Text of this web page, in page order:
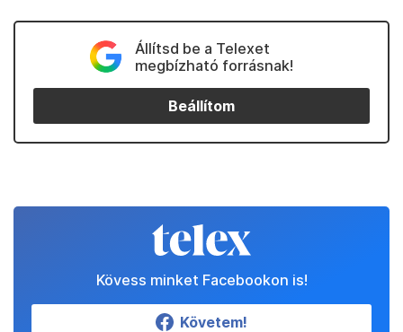
Állítsd be a Telexet
megbízható forrásnak!
Beállítom
Kövess minket Facebookon is!
Követem!